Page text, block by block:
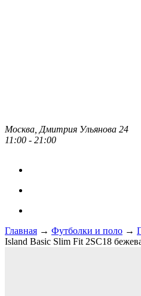
Москва, Дмитрия Ульянова 24
11:00 - 21:00
Главная → Футболки и поло →
Island Basic Slim Fit 2SC18